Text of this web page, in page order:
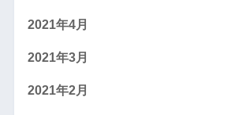
2021年4月
2021年3月
2021年2月